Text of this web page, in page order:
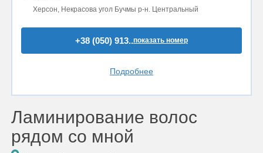
Херсон, Некрасова угол Бучмы р-н. Центральный
+38 (050) 913..показать номер
Подробнее
Ламинирование волос
рядом со мной